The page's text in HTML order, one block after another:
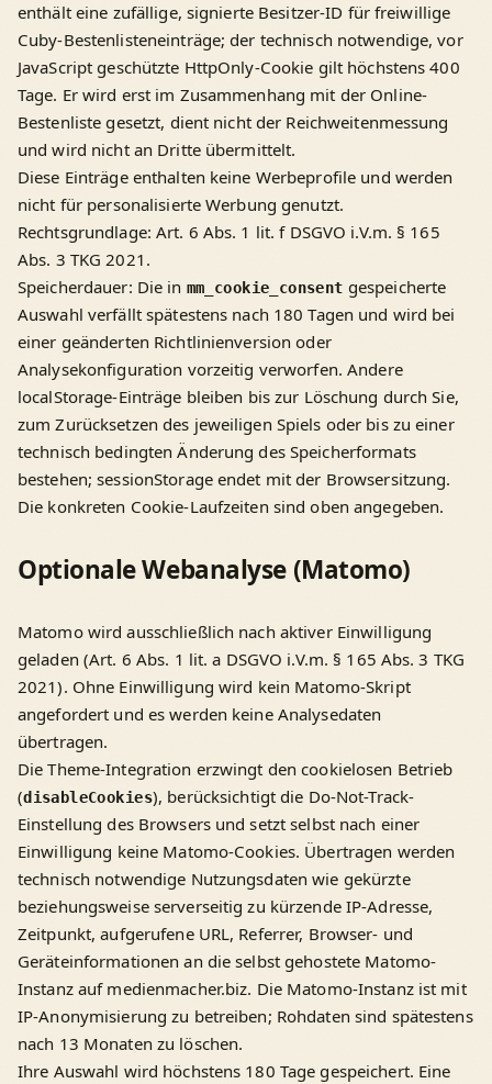
enthält eine zufällige, signierte Besitzer-ID für freiwillige
Cuby-Bestenlisteneinträge; der technisch notwendige, vor
JavaScript geschützte HttpOnly-Cookie gilt höchstens 400
Tage. Er wird erst im Zusammenhang mit der Online-
Bestenliste gesetzt, dient nicht der Reichweitenmessung
und wird nicht an Dritte übermittelt.
Diese Einträge enthalten keine Werbeprofile und werden
nicht für personalisierte Werbung genutzt.
Rechtsgrundlage: Art. 6 Abs. 1 lit. f DSGVO i.V.m. § 165
Abs. 3 TKG 2021.
Speicherdauer: Die in mm_cookie_consent gespeicherte
Auswahl verfällt spätestens nach 180 Tagen und wird bei
einer geänderten Richtlinienversion oder
Analysekonfiguration vorzeitig verworfen. Andere
localStorage-Einträge bleiben bis zur Löschung durch Sie,
zum Zurücksetzen des jeweiligen Spiels oder bis zu einer
technisch bedingten Änderung des Speicherformats
bestehen; sessionStorage endet mit der Browsersitzung.
Die konkreten Cookie-Laufzeiten sind oben angegeben.
Optionale Webanalyse (Matomo)
Matomo wird ausschließlich nach aktiver Einwilligung
geladen (Art. 6 Abs. 1 lit. a DSGVO i.V.m. § 165 Abs. 3 TKG
2021). Ohne Einwilligung wird kein Matomo-Skript
angefordert und es werden keine Analysedaten
übertragen.
Die Theme-Integration erzwingt den cookielosen Betrieb
(disableCookies), berücksichtigt die Do-Not-Track-
Einstellung des Browsers und setzt selbst nach einer
Einwilligung keine Matomo-Cookies. Übertragen werden
technisch notwendige Nutzungsdaten wie gekürzte
beziehungsweise serverseitig zu kürzende IP-Adresse,
Zeitpunkt, aufgerufene URL, Referrer, Browser- und
Geräteinformationen an die selbst gehostete Matomo-
Instanz auf medienmacher.biz. Die Matomo-Instanz ist mit
IP-Anonymisierung zu betreiben; Rohdaten sind spätestens
nach 13 Monaten zu löschen.
Ihre Auswahl wird höchstens 180 Tage gespeichert. Eine